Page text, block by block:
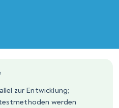
zur Entwicklung;
werden